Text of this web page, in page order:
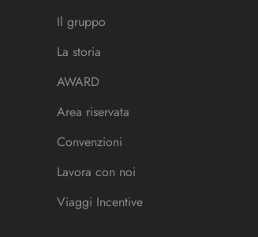
Il gruppo
La storia
AWARD
Area riservata
Convenzioni
Lavora con noi
Viaggi Incentive